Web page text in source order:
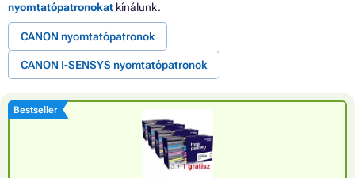
nyomtatópatronokat kínálunk.
CANON nyomtatópatronok
CANON I-SENSYS nyomtatópatronok
Bestseller